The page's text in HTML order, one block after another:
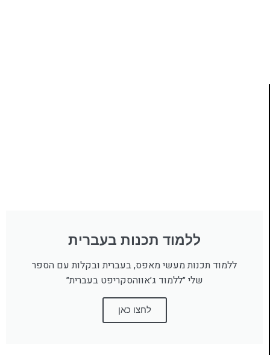
ללמוד תכנות בעברית
ללמוד תכנות מעשי מאפס, בעברית ובקלות עם הספר
שלי ״ללמוד ג׳אווהסקריפט בעברית״
לחצו כאן